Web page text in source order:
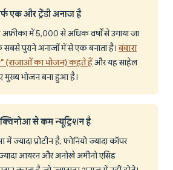
एक और ट्रेंडी अनाज है
अफ्रीका में 5,000 से अधिक वर्षों से उगाया जा
सबसे पुराने अनाजों में से एक बनाता है।बंबारा
(राजाओं का भोजन) कहते हैंऔर यह साहेल
मुख्य भोजन बना हुआ है।
से कम न्यूट्रिशन है
ज्यादा प्रोटीन है, फोनियो ज्यादा कॉपर
आयरन और अनोखे अमीनो एसिड